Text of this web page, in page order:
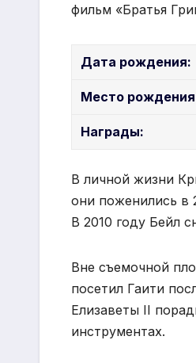
фильм «Братья
Дата рождения:
Место
Награды:
В личной жизни
они поженились в
В 2010 году Бейл
Вне съемочной
посетил Гаити
Елизаветы II
инструментах.